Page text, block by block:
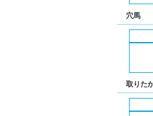
穴馬
取りた